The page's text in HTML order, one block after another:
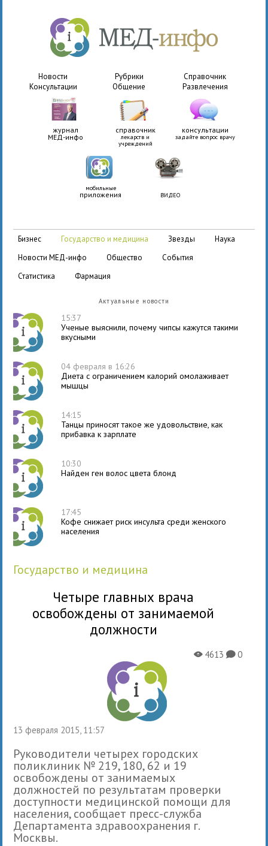
Новости Рубрики
Справочник
Консультации
Общение Развлечения
журнал
МЕД-инфо
справочник
лекарств и
учреждений
консультации
задайте вопрос врачу
мобильные
приложения ВИДЕО
бизнес государство и медицина звезды
наука
новости МЕД-инфо
общество
события
статистика
фармация
Актуальные новости
15:37
Ученые выяснили, почему чипсы кажутся такими
вкусными
04 февраля в 16:26
Диета с ограничением калорий омолаживает
мышцы
14:15
Танцы приносят такое же удовольствие, как
прибавка к зарплате
10:30
Найден ген волос цвета блонд
17:45
Кофе снижает риск инсульта среди женского
населения
государство и медицина
Четыре главных врача
освобождены от занимаемой
должности
13 февраля 2015, 11:57
X4613K0
Руководители четырех городских
поликлиник № 219, 180, 62 и 19
освобождены от занимаемых
должностей по результатам проверки
доступности медицинской помощи для
населения, сообщает пресс-служба
Департамента здравоохранения г.
Москвы.